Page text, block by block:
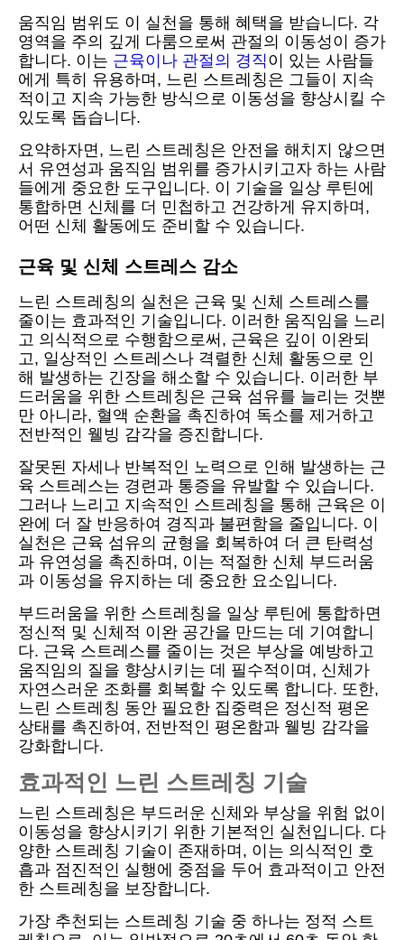
움직임 범위도 이 실천을 통해 혜택을 받습니다. 각
영역을 주의 깊게 다룸으로써 관절의 이동성이 증가
합니다. 이는 근육이나 관절의 경직이 있는 사람들
에게 특히 유용하며, 느린 스트레칭은 그들이 지속
적이고 지속 가능한 방식으로 이동성을 향상시킬 수
있도록 돕습니다.
요약하자면, 느린 스트레칭은 안전을 해치지 않으면
서 유연성과 움직임 범위를 증가시키고자 하는 사람
들에게 중요한 도구입니다. 이 기술을 일상 루틴에
통합하면 신체를 더 민첩하고 건강하게 유지하며,
어떤 신체 활동에도 준비할 수 있습니다.
근육 및 신체 스트레스 감소
느린 스트레칭의 실천은 근육 및 신체 스트레스를
줄이는 효과적인 기술입니다. 이러한 움직임을 느리
고 의식적으로 수행함으로써, 근육은 깊이 이완되
고, 일상적인 스트레스나 격렬한 신체 활동으로 인
해 발생하는 긴장을 해소할 수 있습니다. 이러한 부
드러움을 위한 스트레칭은 근육 섬유를 늘리는 것뿐
만 아니라, 혈액 순환을 촉진하여 독소를 제거하고
전반적인 웰빙 감각을 증진합니다.
잘못된 자세나 반복적인 노력으로 인해 발생하는 근
육 스트레스는 경련과 통증을 유발할 수 있습니다.
그러나 느리고 지속적인 스트레칭을 통해 근육은 이
완에 더 잘 반응하여 경직과 불편함을 줄입니다. 이
실천은 근육 섬유의 균형을 회복하여 더 큰 탄력성
과 유연성을 촉진하며, 이는 적절한 신체 부드러움
과 이동성을 유지하는 데 중요한 요소입니다.
부드러움을 위한 스트레칭을 일상 루틴에 통합하면
정신적 및 신체적 이완 공간을 만드는 데 기여합니
다. 근육 스트레스를 줄이는 것은 부상을 예방하고
움직임의 질을 향상시키는 데 필수적이며, 신체가
자연스러운 조화를 회복할 수 있도록 합니다. 또한,
느린 스트레칭 동안 필요한 집중력은 정신적 평온
상태를 촉진하여, 전반적인 평온함과 웰빙 감각을
강화합니다.
효과적인 느린 스트레칭 기술
느린 스트레칭은 부드러운 신체와 부상을 위험 없이
이동성을 향상시키기 위한 기본적인 실천입니다. 다
양한 스트레칭 기술이 존재하며, 이는 의식적인 호
흡과 점진적인 실행에 중점을 두어 효과적이고 안전
한 스트레칭을 보장합니다.
가장 추천되는 스트레칭 기술 중 하나는 정적 스트